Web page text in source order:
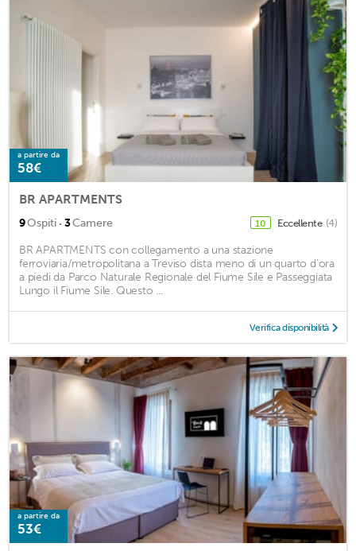
a partire da
58€
BR APARTMENTS
9Ospiti · 3Camere 10 Eccellente (4)
BR APARTMENTS con collegamento a una stazione
ferroviaria/metropolitana a Treviso dista meno di un quarto d'ora
a piedi da Parco Naturale Regionale del Fiume Sile e Passeggiata
Lungo il Fiume Sile. Questo ...
Verifica disponibilità
a partire da
53€